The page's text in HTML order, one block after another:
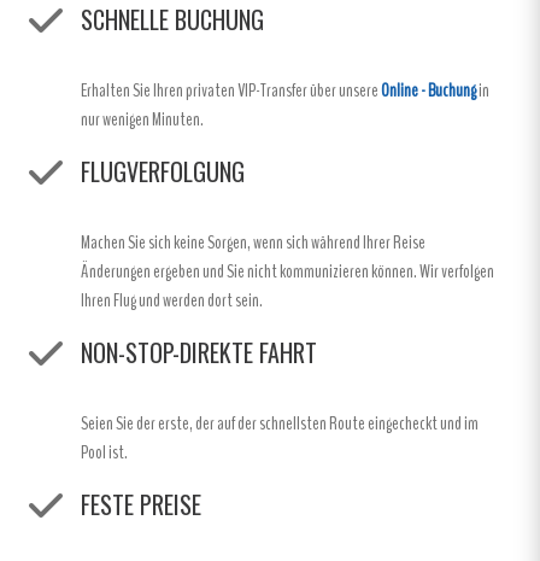
SCHNELLE BUCHUNG
Erhalten Sie Ihren privaten VIP-Transfer über unsereOnline - Buchungin
nur wenigen Minuten.
FLUGVERFOLGUNG
Machen Sie sich keine Sorgen, wenn sich während Ihrer Reise
Änderungen ergeben und Sie nicht kommunizieren können. Wir verfolgen
Ihren Flug und werden dort sein.
NON-STOP-DIREKTE FAHRT
Seien Sie der erste, der auf der schnellsten Route eingecheckt und im
Pool ist.
FESTE PREISE